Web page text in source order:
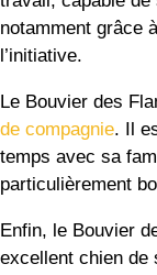
notamment grâce
l’initiative.
Le Bouvier des
de compagnie. Il
temps avec sa
particulièrement
Enfin, le Bouvier
excellent chien de